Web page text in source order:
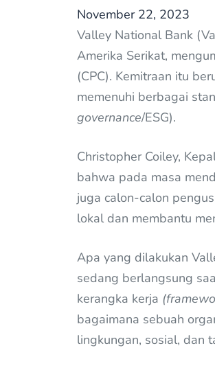
November 22, 2023
Valley National Bank
Amerika Serikat,
(CPC). Kemitraan itu
memenuhi berbagai
governance/ESG).
Christopher Coiley,
bahwa pada masa
juga calon-calon
lokal dan membantu
Apa yang dilakukan
sedang berlangsung
kerangka kerja
bagaimana sebuah
lingkungan, sosial, dan